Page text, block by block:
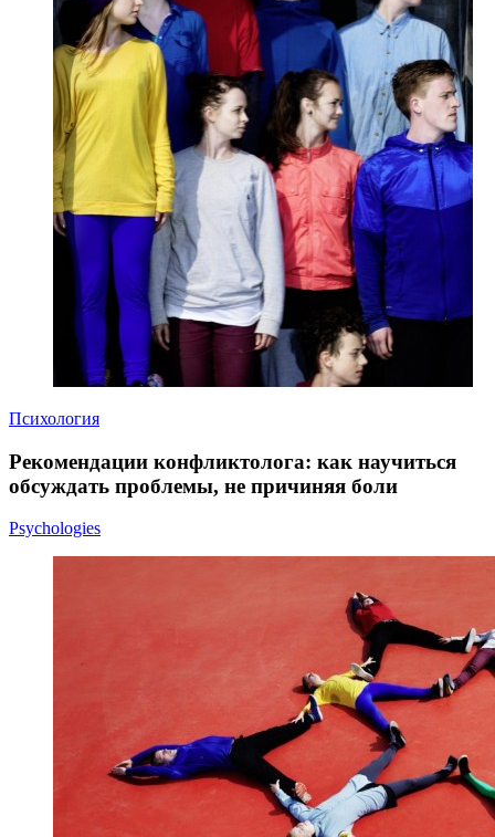
Психология
Рекомендации конфликтолога: как научиться
обсуждать проблемы, не причиняя боли
Psychologies